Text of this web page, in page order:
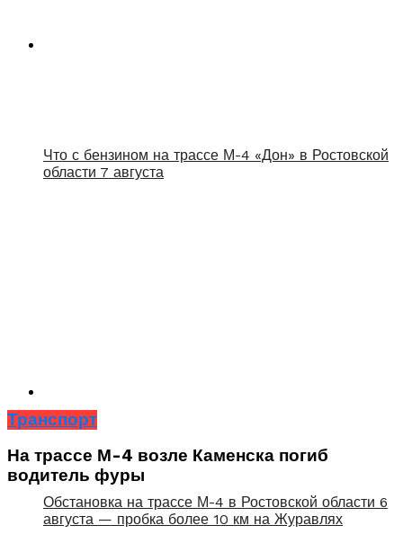
Что с бензином на трассе М-4 «Дон» в Ростовской
области 7 августа
Обстановка на трассе М-4 в Ростовской области 6
августа — пробка более 10 км на Журавлях
Транспорт
На трассе М-4 возле Каменска погиб
водитель фуры